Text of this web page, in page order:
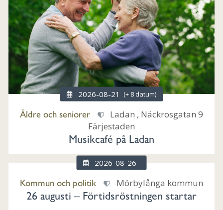
2026-08-21 (+ 8 datum)
Äldre och seniorer
Ladan , Näckrosgatan 9
Färjestaden
Musikcafé på Ladan
2026-08-26
Kommun och politik Mörbylånga kommun
26 augusti – Förtidsröstningen startar